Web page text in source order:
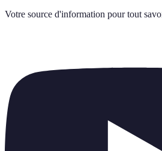
Votre source d'information pour tout